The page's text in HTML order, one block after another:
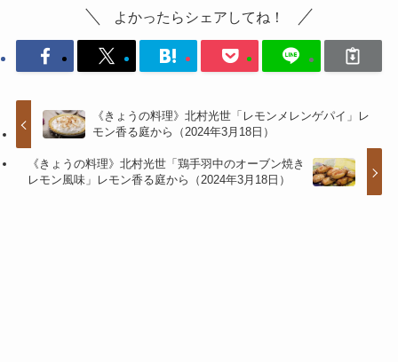
よかったらシェアしてね！
《きょうの料理》北村光世「レモンメレンゲパイ」レ
モン香る庭から（2024年3月18日）
《きょうの料理》北村光世「鶏手羽中のオーブン焼き
レモン風味」レモン香る庭から（2024年3月18日）